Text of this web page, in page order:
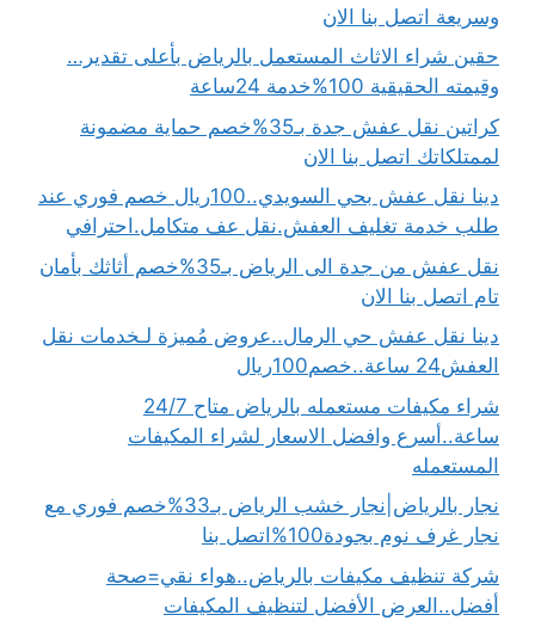
وسريعة اتصل بنا الان
حقين شراء الاثاث المستعمل بالرياض بأعلى تقدير…
وقيمته الحقيقية 100%خدمة 24ساعة
كراتين نقل عفش جدة بـ35%خصم حماية مضمونة
لممتلكاتك اتصل بنا الان
دينا نقل عفش بحي السويدي..100ريال خصم فوري عند
طلب خدمة تغليف العفش.نقل عف متكامل.احترافي
نقل عفش من جدة الى الرياض بـ35%خصم أثاثك بأمان
تام اتصل بنا الان
دينا نقل عفش حي الرمال..عروض مُميزة لـخدمات نقل
العفش24 ساعة..خصم100ريال
شراء مكيفات مستعمله بالرياض متاح 24/7
ساعة..أسرع وافضل الاسعار لشراء المكيفات
المستعمله
نجار بالرياض|نجار خشب الرياض بـ33%خصم فوري مع
نجار غرف نوم بجودة100%اتصل بنا
شركة تنظيف مكيفات بالرياض..هواء نقي=صحة
أفضل..العرض الأفضل لتنظيف المكيفات